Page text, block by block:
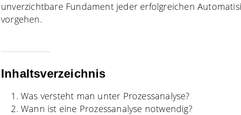
unverzichtbare Fundament jeder erfolgreichen
vorgehen.
Inhaltsverzeichnis
Was versteht man unter Prozessanalyse?
Wann ist eine Prozessanalyse notwendig?